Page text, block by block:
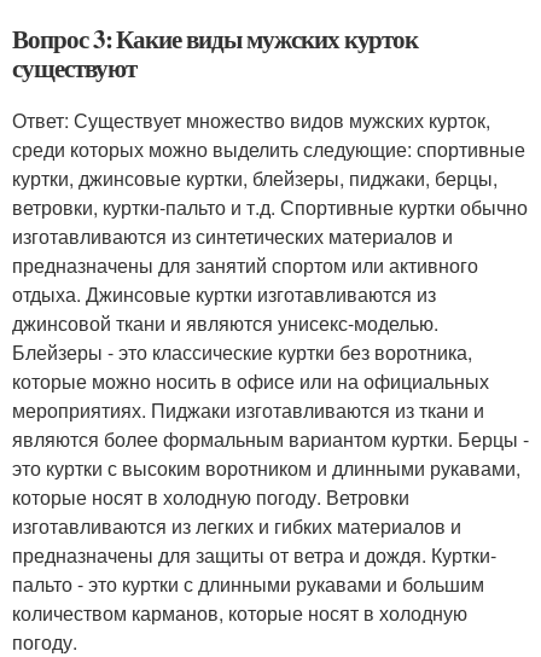
Вопрос 3: Какие виды мужских курток
существуют
Ответ: Существует множество видов мужских курток,
среди которых можно выделить следующие: спортивные
куртки, джинсовые куртки, блейзеры, пиджаки, берцы,
ветровки, куртки-пальто и т.д. Спортивные куртки обычно
изготавливаются из синтетических материалов и
предназначены для занятий спортом или активного
отдыха. Джинсовые куртки изготавливаются из
джинсовой ткани и являются унисекс-моделью.
Блейзеры - это классические куртки без воротника,
которые можно носить в офисе или на официальных
мероприятиях. Пиджаки изготавливаются из ткани и
являются более формальным вариантом куртки. Берцы -
это куртки с высоким воротником и длинными рукавами,
которые носят в холодную погоду. Ветровки
изготавливаются из легких и гибких материалов и
предназначены для защиты от ветра и дождя. Куртки-
пальто - это куртки с длинными рукавами и большим
количеством карманов, которые носят в холодную
погоду.